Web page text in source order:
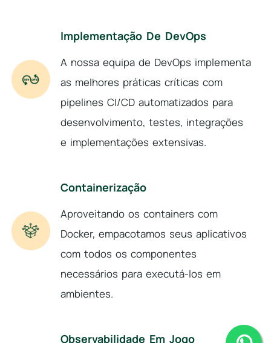
Implementação De DevOps
A nossa equipa de DevOps implementa
as melhores práticas críticas com
pipelines CI/CD automatizados para
desenvolvimento, testes, integrações
e implementações extensivas.
Containerização
Aproveitando os containers com
Docker, empacotamos seus aplicativos
com todos os componentes
necessários para executá-los em
ambientes.
Observabilidade Em Jogo